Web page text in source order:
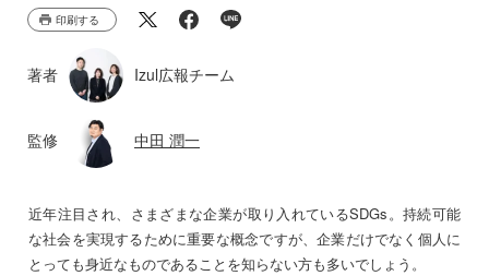
印刷する
著者 Izul広報チーム
監修 中田 潤一
近年注目され、さまざまな企業が取り入れているSDGs。持続可能
な社会を実現するために重要な概念ですが、企業だけでなく個人に
とっても身近なものであることを知らない方も多いでしょう。